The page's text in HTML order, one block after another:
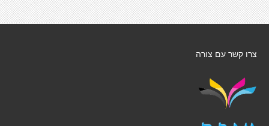
צרו קשר עם צורה